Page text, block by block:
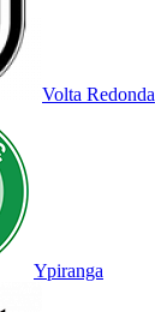
Volta Redonda
Ypiranga